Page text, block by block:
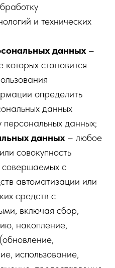
и технических
данных –
которых становится
определить
данных
персональных данных;
данных – любое
совокупность
совершаемых с
автоматизации или
средств с
включая сбор,
накопление,
использование,